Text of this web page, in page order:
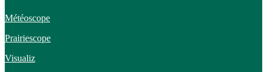
Météoscope
Prairiescope
Visualiz